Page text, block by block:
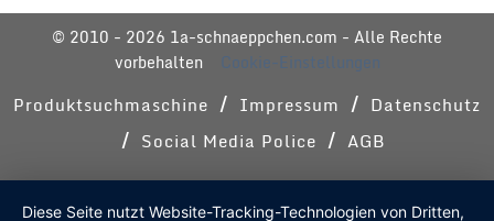
© 2010 - 2026 1a-schnaeppchen.com - Alle Rechte
vorbehalten
Cookie-Einstellungen
Produktsuchmaschine / Impressum / Datenschutz
/ Social Media Police / AGB
Diese Seite nutzt Website-Tracking-Technologien von Dritten,